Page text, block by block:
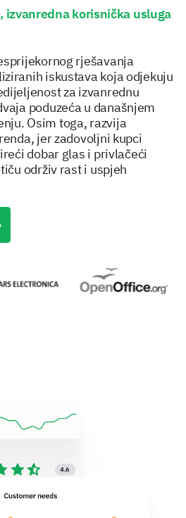
izvanredna korisnička usluga
rješavanja
iskustava koja odjekuju
za izvanrednu
poduzeća u današnjem
Osim toga, razvija
jer zadovoljni kupci
dobar glas i privlačeći
održiv rast i uspjeh